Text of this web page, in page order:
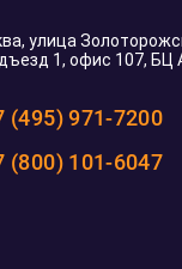
улица
1, офис 107, БЦ
(495) 971-7200
(800) 101-6047